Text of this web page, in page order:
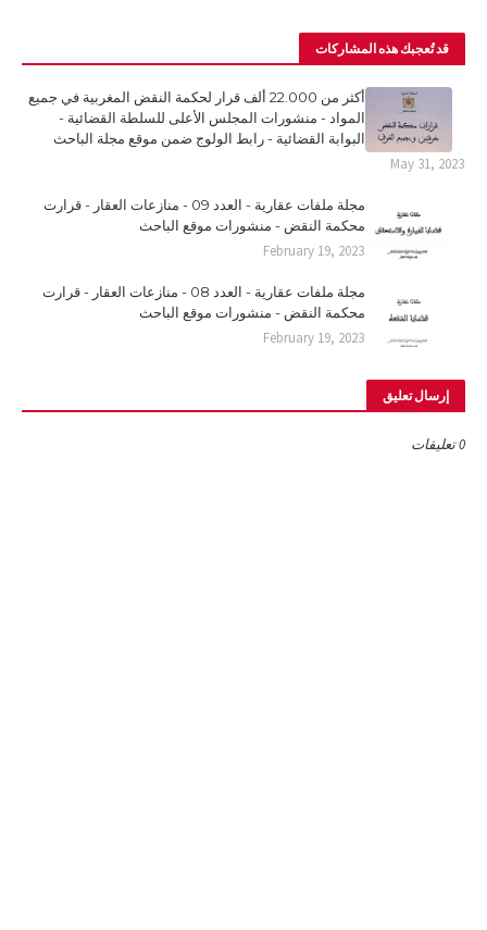
قد تُعجبك هذه المشاركات
أكثر من 22.000 ألف قرار لحكمة النقض المغربية في جميع
المواد - منشورات المجلس الأعلى للسلطة القضائية -
البوابة القضائية - رابط الولوج ضمن موقع مجلة الباحث
May 31, 2023
مجلة ملفات عقارية - العدد 09 - منازعات العقار - قرارت
محكمة النقض - منشورات موقع الباحث
February 19, 2023
مجلة ملفات عقارية - العدد 08 - منازعات العقار - قرارت
محكمة النقض - منشورات موقع الباحث
February 19, 2023
إرسال تعليق
0 تعليقات